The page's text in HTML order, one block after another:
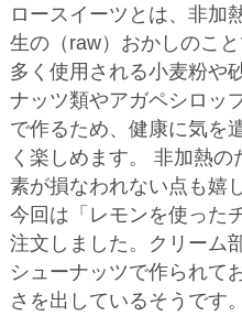
ロースイーツとは、非加
生の（raw）おかしのこ
多く使用される小麦粉や
ナッツ類やアガペシロッ
で作るため、健康に気を
く楽しめます。 非加熱
素が損なわれない点も嬉
今回は「レモンを使った
注文しました。クリーム
シューナッツで作られて
さを出しているそうです